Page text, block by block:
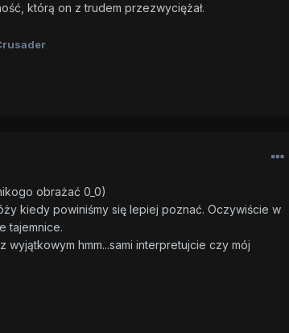
którą on z trudem przezwyciężał.
obrażać 0_0)
kiedy powiniśmy się lepiej poznać. Oczywiście w
tajemnice.
hmm...sami interpretujcie czy mój